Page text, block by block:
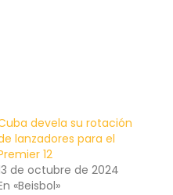
devela su rotación
lanzadores para el
12
de octubre de 2024
«Beisbol»